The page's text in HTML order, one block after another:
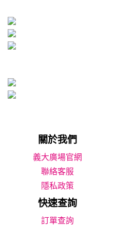
關於我們
義大廣場官網
聯絡客服
隱私政策
快速查詢